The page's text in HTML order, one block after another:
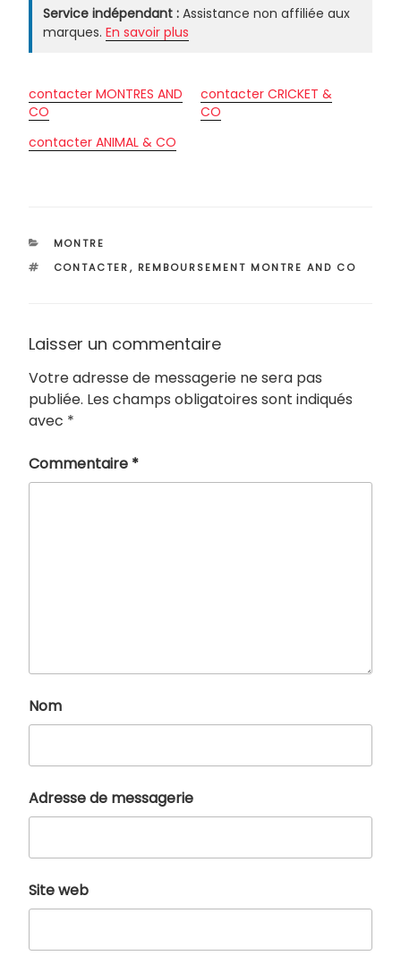
Service indépendant : Assistance non affiliée aux
marques. En savoir plus
contacter MONTRES AND
CO
contacter CRICKET &
CO
contacter ANIMAL & CO
CATÉGORIES
MONTRE
ÉTIQUETTES
CONTACTER, REMBOURSEMENT MONTRE AND CO
Laisser un commentaire
Votre adresse de messagerie ne sera pas
publiée. Les champs obligatoires sont indiqués
avec *
Commentaire *
Nom
Adresse de messagerie
Site web